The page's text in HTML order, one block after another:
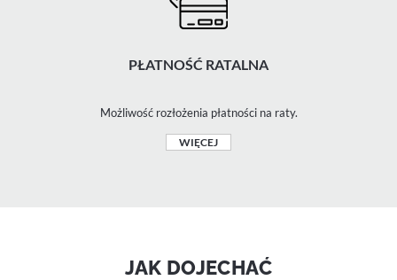
PŁATNOŚĆ RATALNA
Możliwość rozłożenia płatności na raty.
WIĘCEJ
JAK DOJECHAĆ